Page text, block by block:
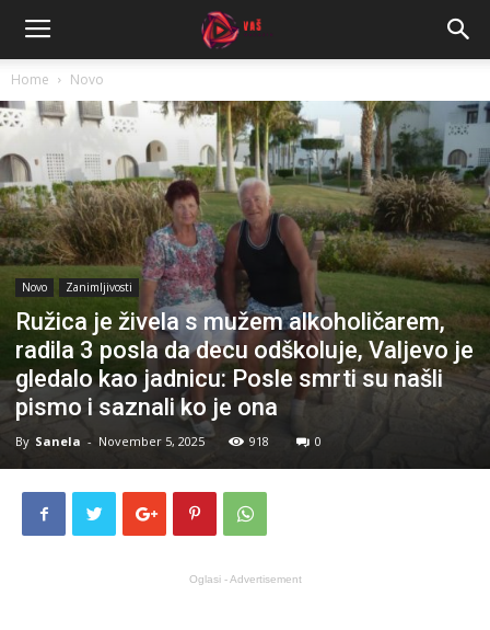
Home Novo
Novo Zanimljivosti
Ružica je živela s mužem alkoholičarem,
radila 3 posla da decu odškoluje, Valjevo je
gledalo kao jadnicu: Posle smrti su našli
pismo i saznali ko je ona
By Sanela - November 5, 2025 918 0
Oglasi - Advertisement